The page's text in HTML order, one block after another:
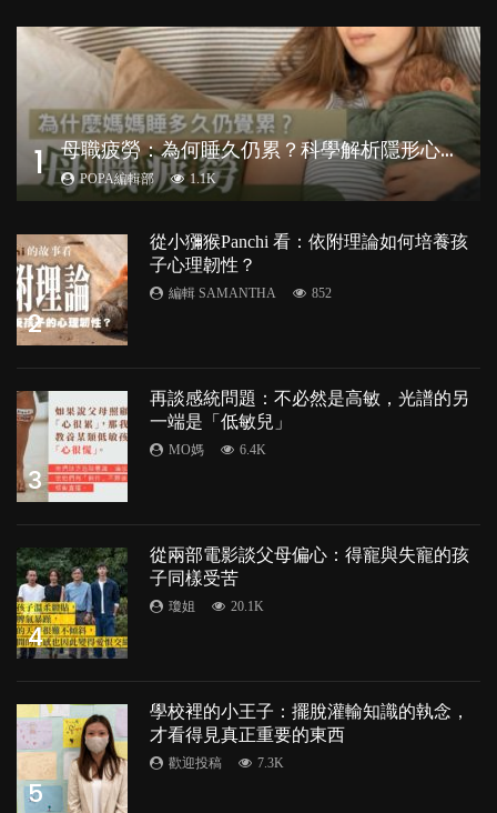
1 母
職疲勞：為何睡久仍累？科學解析隱形心理負擔
POPA編輯部 1.1K
2
從小獼猴Panchi 看：依附理論如何培養孩
子心理韌性？
編輯 SAMANTHA 852
3
再談感統問題：不必然是高敏，光譜的另
一端是「低敏兒」
MO媽 6.4K
4
從兩部電影談父母偏心：得寵與失寵的孩
子同樣受苦
瓊姐 20.1K
5
學校裡的小王子：擺脫灌輸知識的執念，
才看得見真正重要的東西
歡迎投稿 7.3K